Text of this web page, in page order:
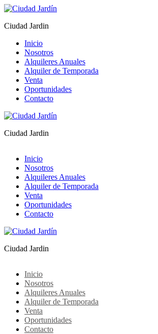
Ciudad Jardin
Inicio
Nosotros
Alquileres Anuales
Alquiler de Temporada
Venta
Oportunidades
Contacto
Ciudad Jardin
Inicio
Nosotros
Alquileres Anuales
Alquiler de Temporada
Venta
Oportunidades
Contacto
Ciudad Jardin
Inicio
Nosotros
Alquileres Anuales
Alquiler de Temporada
Venta
Oportunidades
Contacto